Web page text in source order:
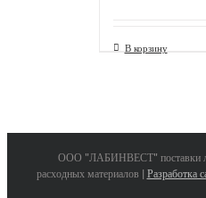
В корзину
ООО "ЛАБИНВЕСТ" поставки
расходных материалов | Разработка